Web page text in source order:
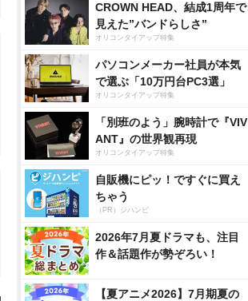
CROWN HEAD、結成1周年で
見えた”バンドらしさ”
オリコンタイアップ特集
パソコンメーカー社員が本気
で選ぶ「10万円台PC3選」
オリコンタイアップ特集
「別班のよう」腕時計で『VIV
ANT』の世界観再現
オリコンタイアップ特集
自販機にピッ！ですぐに買え
ちゃう
（PR）ジハンピ
2026年7月夏ドラマも、注目
作＆話題作が勢ぞろい！
【夏アニメ2026】7月期夏の